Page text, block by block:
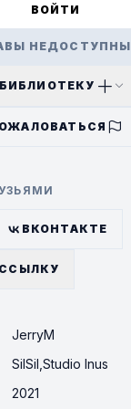
ВОЙТИ
НЕДОСТУПНЫ
ВКОНТАКТЕ
JerryM
SilSil, Studio Inus
2021